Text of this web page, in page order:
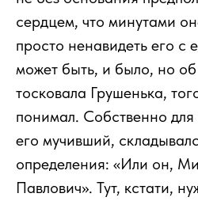
сердцем, что минутами
просто ненавидеть его с
может быть, и было, но
тосковала Грушенька,
понимал. Собственно для
его мучивший,
определения: «Или он,
Павлович». Тут, кстати,